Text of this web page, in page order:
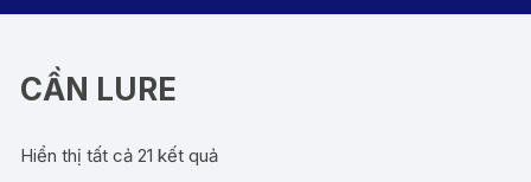
CẦN LURE
Hiển thị tất cả 21 kết quả